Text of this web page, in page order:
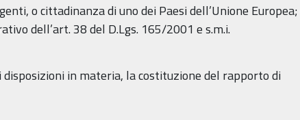
o cittadinanza di uno dei Paesi dell’Unione Europea;
dell’art. 38 del D.Lgs. 165/2001 e s.m.i.
in materia, la costituzione del rapporto di